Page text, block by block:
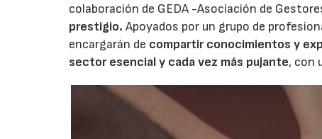
colaboración de GEDA -Asociación de
prestigio.Apoyados por un grupo de
encargarán de compartir conocimientos y
sector esencial y cada vez más pujante, con